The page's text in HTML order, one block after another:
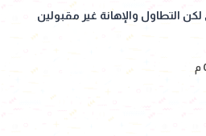
التطاول والإهانة غير مقبولين